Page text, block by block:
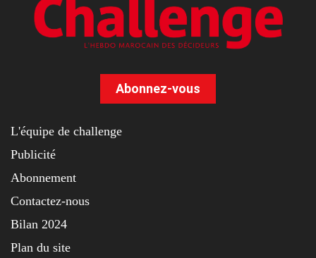
Abonnez-vous
L'équipe de challenge
Publicité
Abonnement
Contactez-nous
Bilan 2024
Plan du site